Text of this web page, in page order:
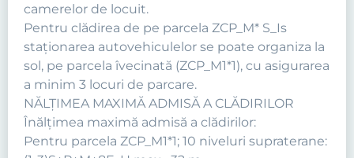
camerelor de locuit.
Pentru clădirea de pe parcela ZCP_M* S_Is
staționarea autovehiculelor se poate organiza la
sol, pe parcela îvecinată (ZCP_M1*1), cu asigurarea
a minim 3 locuri de parcare.
NĂLŢIMEA MAXIMĂ ADMISĂ A CLĂDIRILOR
Înălţimea maximă admisă a clădirilor:
Pentru parcela ZCP_M1*1; 10 niveluri supraterane: